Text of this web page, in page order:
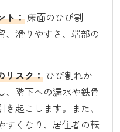
ト：床面のひび割
、滑りやすさ、端部の
リスク： ひび割れか
、階下への漏水や鉄骨
き起こします。また、
すくなり、居住者の転